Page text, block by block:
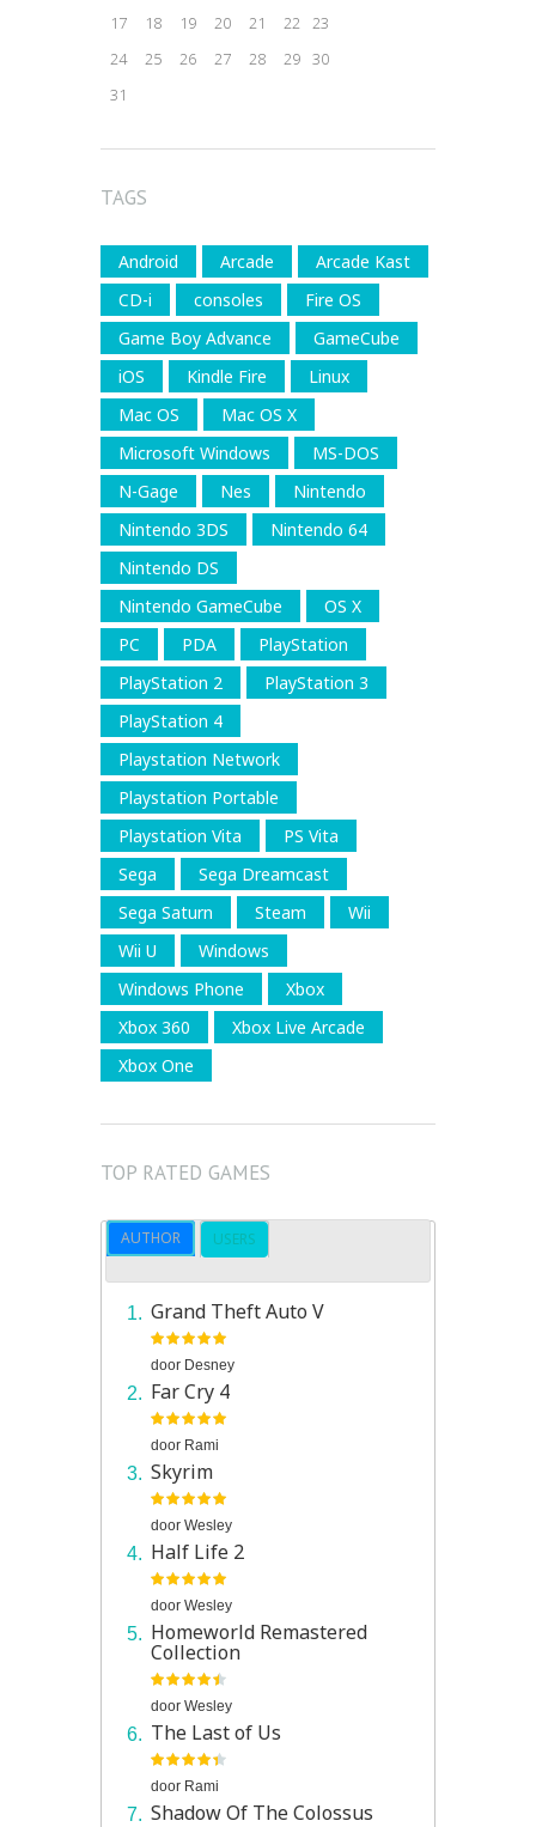
17
18 19 20 21 22 23
24
25 26 27 28 29 30
31
TAGS
Android Arcade
Arcade Kast
CD-i
consoles
Fire OS
Game Boy Advance
GameCube
iOS
Kindle Fire
Linux
Mac OS
Mac OS X
Microsoft Windows
MS-DOS
N-Gage
Nes
Nintendo
Nintendo 3DS
Nintendo 64
Nintendo DS
Nintendo GameCube
OS X
PC
PDA
PlayStation
PlayStation 2
PlayStation 3
PlayStation 4
Playstation Network
Playstation Portable
Playstation Vita
PS Vita
Sega
Sega Dreamcast
Sega Saturn
Steam
Wii
Wii U
Windows
Windows Phone
Xbox
Xbox 360
Xbox Live Arcade
Xbox One
TOP RATED GAMES
AUTHOR USERS
Grand Theft Auto V
door Desney
Far Cry 4
door Rami
Skyrim
door Wesley
Half Life 2
door Wesley
Homeworld Remastered
Collection
door Wesley
The Last of Us
door Rami
Shadow Of The Colossus